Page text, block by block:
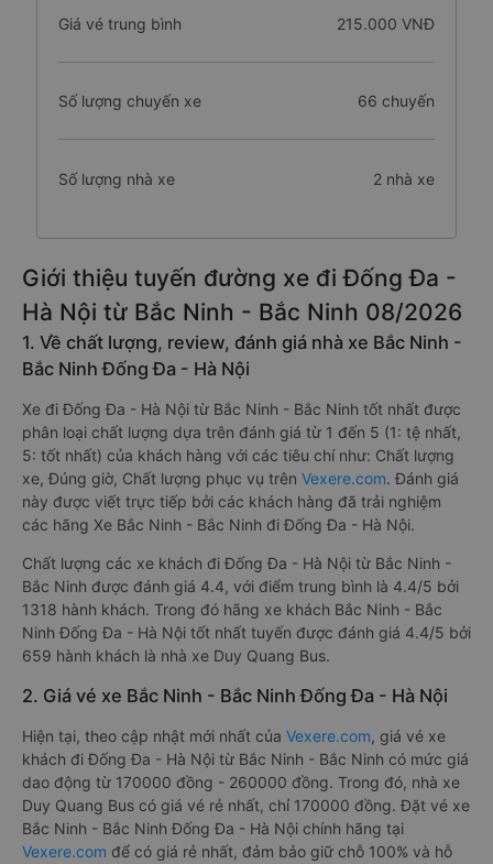
Giá vé trung bình 215.000 VNĐ
Số lượng chuyến xe 66 chuyến
Số lượng nhà xe 2 nhà xe
Giới thiệu tuyến đường xe đi Đống Đa -
Hà Nội từ Bắc Ninh - Bắc Ninh 08/2026
1. Về chất lượng, review, đánh giá nhà xe Bắc Ninh -
Bắc Ninh Đống Đa - Hà Nội
Xe đi Đống Đa - Hà Nội từ Bắc Ninh - Bắc Ninh tốt nhất được
phân loại chất lượng dựa trên đánh giá từ 1 đến 5 (1: tệ nhất,
5: tốt nhất) của khách hàng với các tiêu chí như: Chất lượng
xe, Đúng giờ, Chất lượng phục vụ trên Vexere.com. Đánh giá
này được viết trực tiếp bởi các khách hàng đã trải nghiệm
các hãng Xe Bắc Ninh - Bắc Ninh đi Đống Đa - Hà Nội.
Chất lượng các xe khách đi Đống Đa - Hà Nội từ Bắc Ninh -
Bắc Ninh được đánh giá 4.4, với điểm trung bình là 4.4/5 bởi
1318 hành khách. Trong đó hãng xe khách Bắc Ninh - Bắc
Ninh Đống Đa - Hà Nội tốt nhất tuyến được đánh giá 4.4/5 bởi
659 hành khách là nhà xe Duy Quang Bus.
2. Giá vé xe Bắc Ninh - Bắc Ninh Đống Đa - Hà Nội
Hiện tại, theo cập nhật mới nhất của Vexere.com, giá vé xe
khách đi Đống Đa - Hà Nội từ Bắc Ninh - Bắc Ninh có mức giá
dao động từ 170000 đồng - 260000 đồng. Trong đó, nhà xe
Duy Quang Bus có giá vé rẻ nhất, chỉ 170000 đồng. Đặt vé xe
Bắc Ninh - Bắc Ninh Đống Đa - Hà Nội chính hãng tại
Vexere.com để có giá rẻ nhất, đảm bảo giữ chỗ 100% và hỗ